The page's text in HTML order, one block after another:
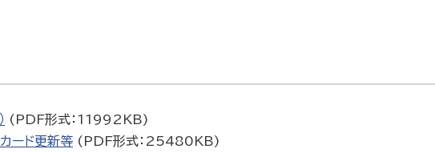
(PDF形式：11992KB)
ード更新等 (PDF形式：25480KB)